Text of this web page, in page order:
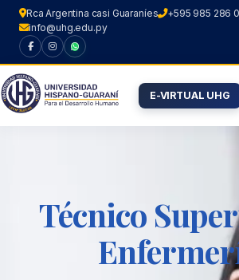
Rca Argentina casi Guaraníes
+595 985 286
info@uhg.edu.py
E-VIRTUAL UHG
Técnico